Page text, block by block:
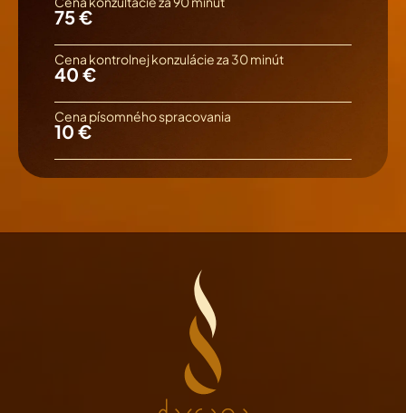
75 €
Cena kontrolnej konzulácie za 30 minút
40 €
Cena písomného spracovania
10 €